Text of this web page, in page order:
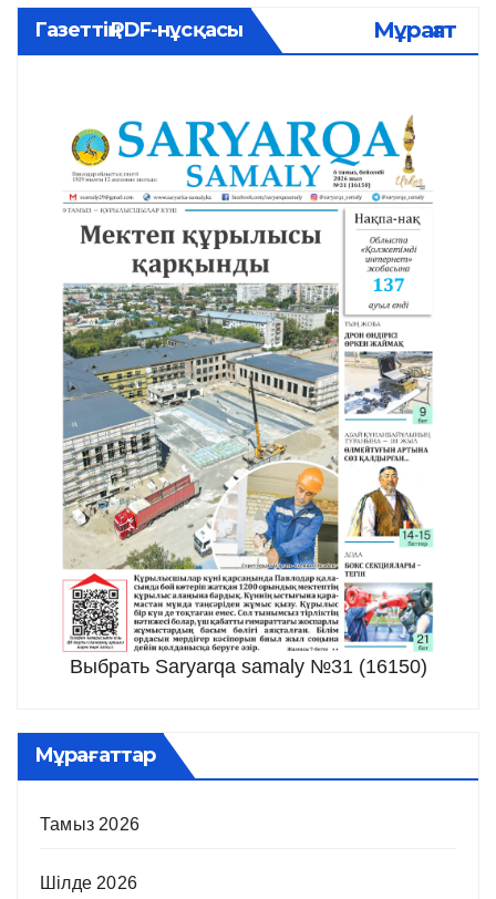
Газеттің PDF-нұсқасы Мұрағат
Выбрать Saryarqa samaly №31 (16150)
Мұрағаттар
Тамыз 2026
Шілде 2026